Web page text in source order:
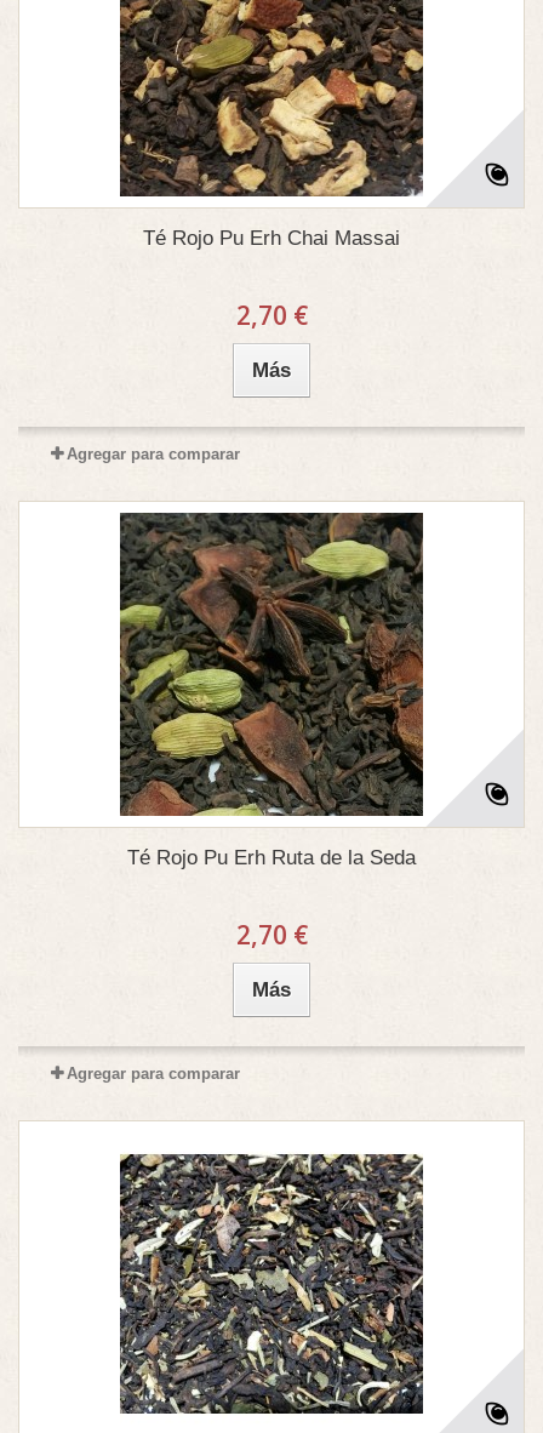
Té Rojo Pu Erh Chai Massai
2,70 €
Más
Agregar para comparar
Té Rojo Pu Erh Ruta de la Seda
2,70 €
Más
Agregar para comparar